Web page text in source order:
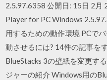
2.5.97.6358 公開日: 15日 2月
Player for PC Windows
用するための動作環境 PCで
動させるには? 14件の記事を
BlueStacks 3の壁紙を変更す
ジャーの紹介 Windows用の